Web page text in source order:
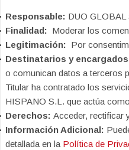
Responsable: DUO
Finalidad: Moderar los
Legitimación: Por
Destinatarios y
o comunican datos a terceros
Titular ha contratado los
HISPANO S.L. que actúa
Derechos: Acceder, rectificar
Información Adicional:
detallada en la Política de